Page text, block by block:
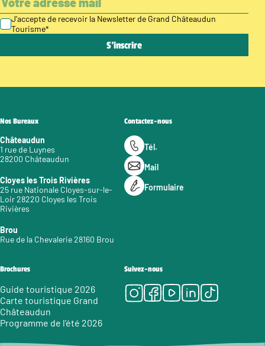
J’accepte de recevoir la Newsletter de Grand Châteaudun
Tourisme*
Nos Bureaux
Châteaudun
1 rue de Luynes
28200 Châteaudun
Cloyes les Trois Rivières
25 rue Nationale Cloyes-sur-le-
Loir 28220 Cloyes les Trois
Rivières
Brou
Rue de la Chevalerie 28160 Brou
Contactez-nous
Tél.
Mail
Formulaire
Brochures
Guide touristique 2026
Carte touristique Grand
Châteaudun
Programme de l’été 2026
Suivez-nous
Instagram
Facebook
Youtube
LinkedIn
Tiktok